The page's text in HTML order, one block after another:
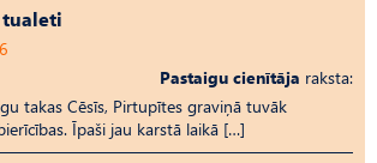
tualeti
Pastaigu cienītāja raksta:
takas Cēsīs, Pirtupītes graviņā tuvāk
Īpaši jau karstā laikā […]